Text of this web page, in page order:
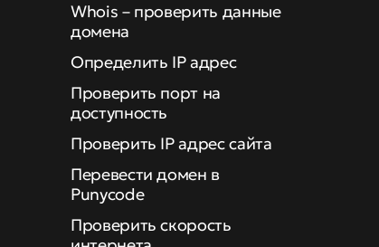
Whois – проверить данные
домена
Определить IP адрес
Проверить порт на
доступность
Проверить IP адрес сайта
Перевести домен в
Punycode
Проверить скорость